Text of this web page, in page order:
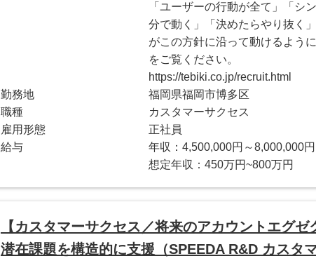
「ユーザーの行動が全て」「シ
分で動く」「決めたらやり抜く
がこの方針に沿って動けるよう
をご覧ください。
https://tebiki.co.jp/recruit.html
勤務地
福岡県福岡市博多区
職種
カスタマーサクセス
雇用形態
正社員
給与
年収：4,500,000円～8,000,000円
想定年収：450万円~800万円
【カスタマーサクセス／将来のアカウントエグ
潜在課題を構造的に支援（SPEEDA R&D カスタ